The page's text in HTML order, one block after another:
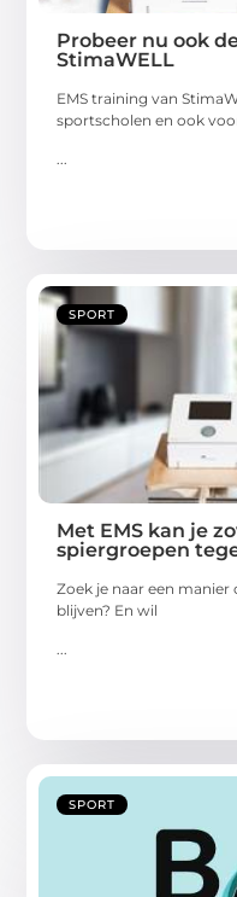
Probeer nu ook
StimaWELL
EMS training van
sportscholen en ook
SPORT
Met EMS kan je
spiergroepen
Zoek je naar een
blijven? En wil
...
SPORT